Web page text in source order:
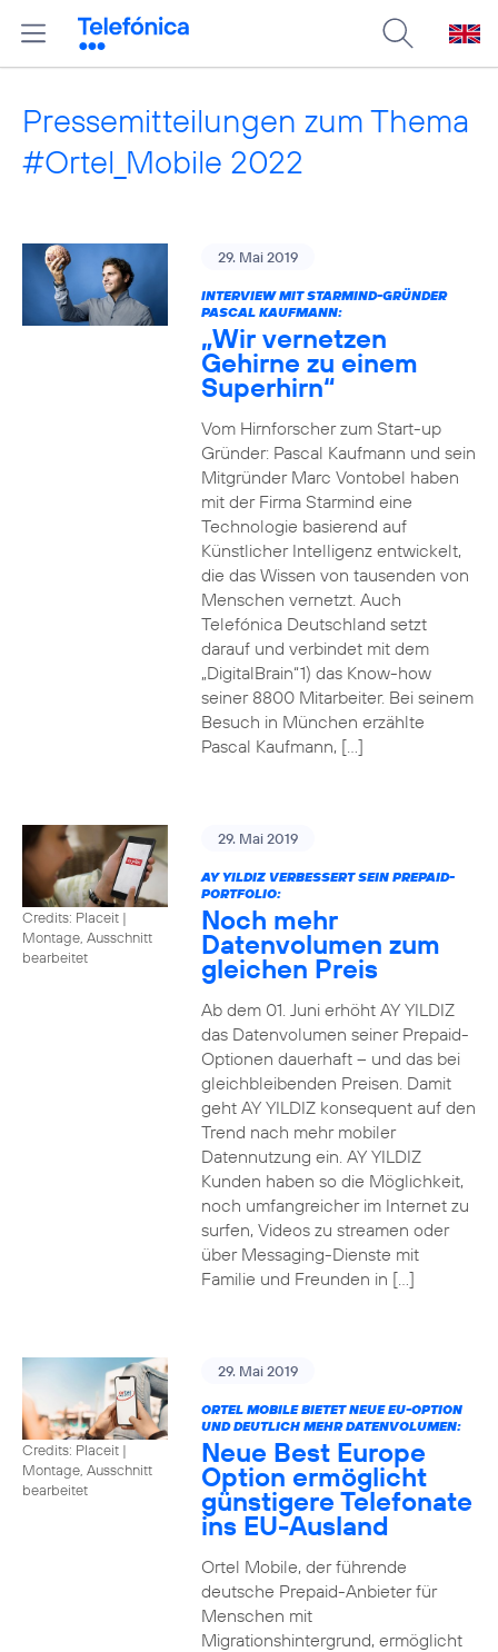
Pressemitteilungen zum Thema
#Ortel_Mobile 2022
29. Mai 2019
INTERVIEW MIT STARMIND-GRÜNDER
PASCAL KAUFMANN:
„Wir vernetzen
Gehirne zu einem
Superhirn“
Vom Hirnforscher zum Start-up
Gründer: Pascal Kaufmann und sein
Mitgründer Marc Vontobel haben
mit der Firma Starmind eine
Technologie basierend auf
Künstlicher Intelligenz entwickelt,
die das Wissen von tausenden von
Menschen vernetzt. Auch
Telefónica Deutschland setzt
darauf und verbindet mit dem
„DigitalBrain“1) das Know-how
seiner 8800 Mitarbeiter. Bei seinem
Besuch in München erzählte
Pascal Kaufmann, […]
Credits: Placeit |
Montage, Ausschnitt
bearbeitet
29. Mai 2019
AY YILDIZ VERBESSERT SEIN PREPAID-
PORTFOLIO:
Noch mehr
Datenvolumen zum
gleichen Preis
Ab dem 01. Juni erhöht AY YILDIZ
das Datenvolumen seiner Prepaid-
Optionen dauerhaft – und das bei
gleichbleibenden Preisen. Damit
geht AY YILDIZ konsequent auf den
Trend nach mehr mobiler
Datennutzung ein. AY YILDIZ
Kunden haben so die Möglichkeit,
noch umfangreicher im Internet zu
surfen, Videos zu streamen oder
über Messaging-Dienste mit
Familie und Freunden in […]
Credits: Placeit |
Montage, Ausschnitt
bearbeitet
29. Mai 2019
ORTEL MOBILE BIETET NEUE EU-OPTION
UND DEUTLICH MEHR DATENVOLUMEN:
Neue Best Europe
Option ermöglicht
günstigere Telefonate
ins EU-Ausland
Ortel Mobile, der führende
deutsche Prepaid-Anbieter für
Menschen mit
Migrationshintergrund, ermöglicht